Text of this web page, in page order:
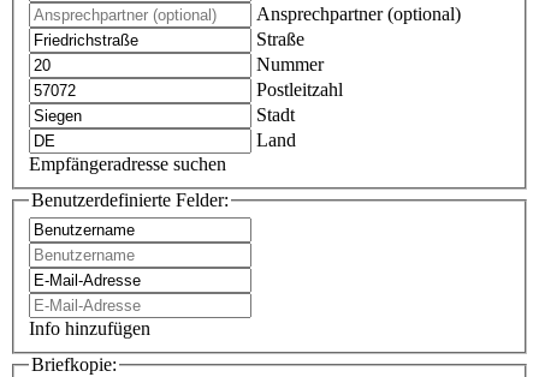
Ansprechpartner (optional)
Straße
Nummer
Postleitzahl
Stadt
Land
Empfängeradresse suchen
Benutzerdefinierte Felder:
Info hinzufügen
Briefkopie: